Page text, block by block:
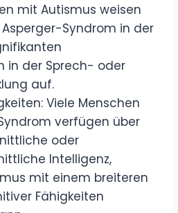
mit Autismus weisen
Syndrom in der
in der Sprech- oder
auf.
Viele Menschen
verfügen über
oder
Intelligenz,
mit einem breiteren
Fähigkeiten